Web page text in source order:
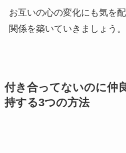
お互いの心の変化にも気を
関係を築いていきましょう。
付き合ってないのに仲
持する3つの方法